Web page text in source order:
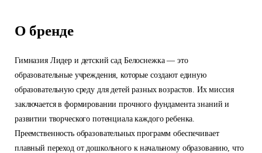
О бренде
Гимназия Лидер и детский сад Белоснежка — это
образовательные учреждения, которые создают единую
образовательную среду для детей разных возрастов. Их миссия
заключается в формировании прочного фундамента знаний и
развитии творческого потенциала каждого ребенка.
Преемственность образовательных программ обеспечивает
плавный переход от дошкольного к начальному образованию, что